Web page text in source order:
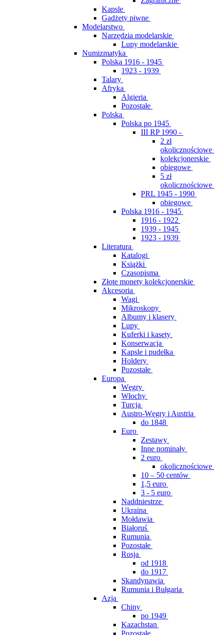
Kapsle
Gadżety piwne
Modelarstwo
Narzędzia modelarskie
Lupy modelarskie
Numizmatyka
Polska 1916 - 1945
1923 - 1939
Talary
Afryka
Algieria
Pozostałe
Polska
Polska po 1945
III RP 1990 -
2 zł
okolicznościowe
kolekcjonerskie
obiegowe
5 zł
okolicznościowe
PRL 1945 - 1990
obiegowe
Polska 1916 - 1945
1916 - 1922
1939 - 1945
1923 - 1939
Literatura
Katalogi
Książki
Czasopisma
Złote monety kolekcjonerskie
Akcesoria
Wagi
Mikroskopy
Albumy i klasery
Lupy
Kuferki i kasety
Konserwacja
Kapsle i pudełka
Holdery
Pozostałe
Europa
Węgry
Włochy
Turcja
Austro-Węgry i Austria
do 1848
Euro
Zestawy
Inne nominały
2 euro
okolicznościowe
10 – 50 centów
1,5 euro
3 - 5 euro
Naddniestrze
Ukraina
Mołdawia
Białoruś
Rumunia
Pozostałe
Rosja
od 1918
do 1917
Skandynawia
Rumunia i Bułgaria
Azja
Chiny
po 1949
Kazachstan
Pozostałe